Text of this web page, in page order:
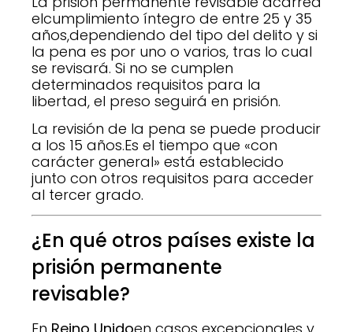
elcumplimiento íntegro de entre 25 y 35
años,dependiendo del tipo del delito y si
la pena es por uno o varios, tras lo cual
se revisará. Si no se cumplen
determinados requisitos para la
libertad, el preso seguirá en prisión.
La revisión de la pena se puede producir
a los 15 años.Es el tiempo que «con
carácter general» está establecido
junto con otros requisitos para acceder
al tercer grado.
¿En qué otros países existe la
prisión permanente
revisable?